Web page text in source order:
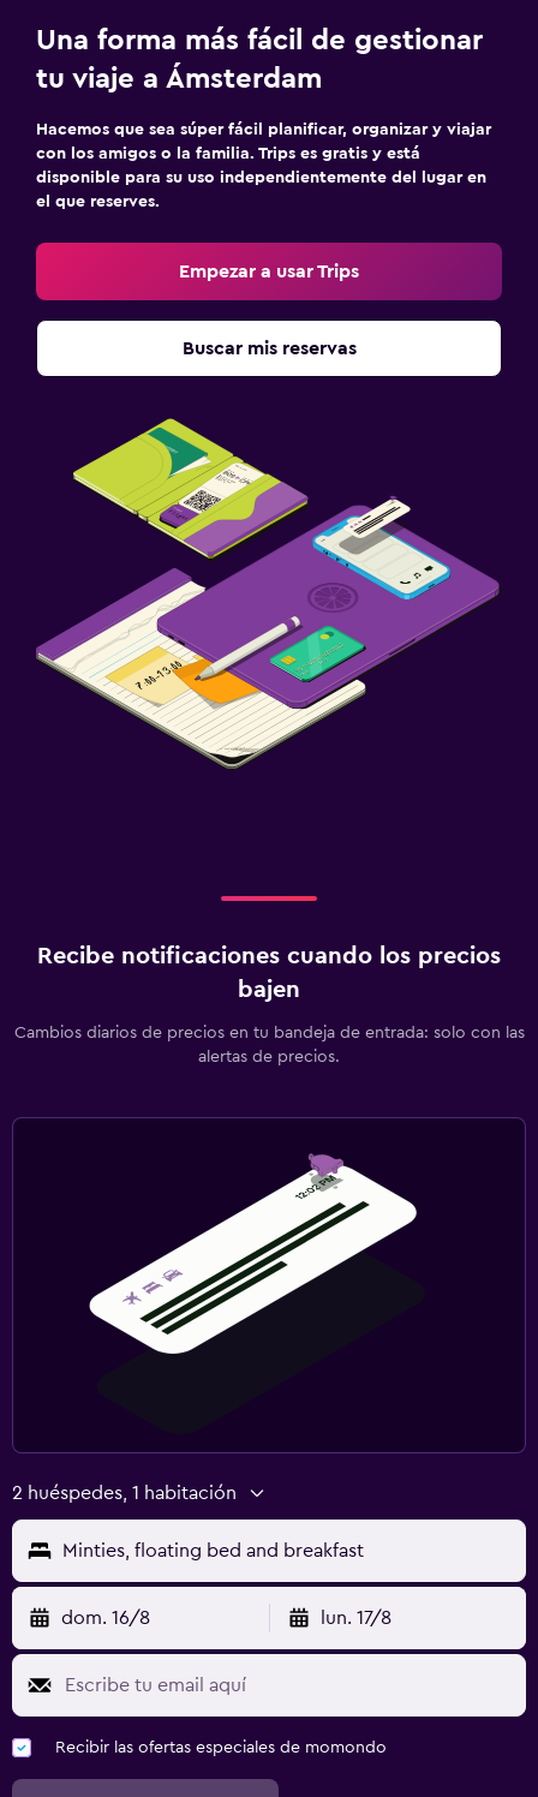
Una forma más fácil de gestionar
tu viaje a Ámsterdam
Hacemos que sea súper fácil planificar, organizar y viajar
con los amigos o la familia. Trips es gratis y está
disponible para su uso independientemente del lugar en
el que reserves.
Empezar a usar Trips
Buscar mis reservas
Recibe notificaciones cuando los precios
bajen
Cambios diarios de precios en tu bandeja de entrada: solo con las
alertas de precios.
2 huéspedes, 1 habitación
Minties, floating bed and breakfast
dom. 16/8 lun. 17/8
Recibir las ofertas especiales de momondo